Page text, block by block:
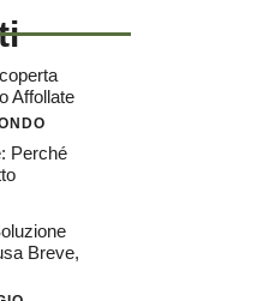
Affollate
Perché
Breve,